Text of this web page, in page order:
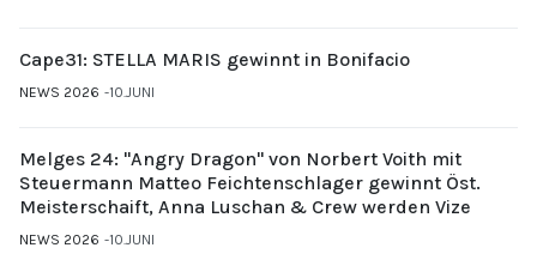
Cape31: STELLA MARIS gewinnt in Bonifacio
NEWS 2026 10.JUNI
Melges 24: "Angry Dragon" von Norbert Voith mit
Steuermann Matteo Feichtenschlager gewinnt Öst.
Meisterschaift, Anna Luschan & Crew werden Vize
NEWS 2026 10.JUNI